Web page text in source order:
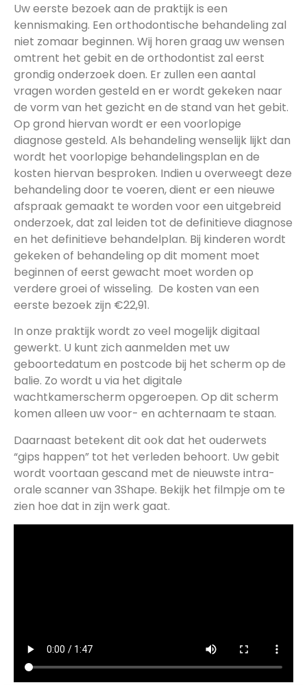
Uw eerste bezoek aan de praktijk is een
kennismaking. Een orthodontische behandeling zal
niet zomaar beginnen. Wij horen graag uw wensen
omtrent het gebit en de orthodontist zal eerst
grondig onderzoek doen. Er zullen een aantal
vragen worden gesteld en er wordt gekeken naar
de vorm van het gezicht en de stand van het gebit.
Op grond hiervan wordt er een voorlopige
diagnose gesteld. Als behandeling wenselijk lijkt dan
wordt het voorlopige behandelingsplan en de
kosten hiervan besproken. Indien u overweegt deze
behandeling door te voeren, dient er een nieuwe
afspraak gemaakt te worden voor een uitgebreid
onderzoek, dat zal leiden tot de definitieve diagnose
en het definitieve behandelplan. Bij kinderen wordt
gekeken of behandeling op dit moment moet
beginnen of eerst gewacht moet worden op
verdere groei of wisseling. De kosten van een
eerste bezoek zijn €22,91.
In onze praktijk wordt zo veel mogelijk digitaal
gewerkt. U kunt zich aanmelden met uw
geboortedatum en postcode bij het scherm op de
balie. Zo wordt u via het digitale
wachtkamerscherm opgeroepen. Op dit scherm
komen alleen uw voor- en achternaam te staan.
Daarnaast betekent dit ook dat het ouderwets
“gips happen” tot het verleden behoort. Uw gebit
wordt voortaan gescand met de nieuwste intra-
orale scanner van 3Shape. Bekijk het filmpje om te
zien hoe dat in zijn werk gaat.